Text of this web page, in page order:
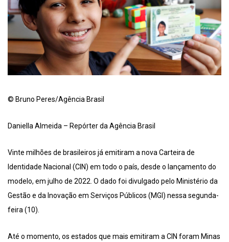
© Bruno Peres/Agência Brasil
Daniella Almeida – Repórter da Agência Brasil
Vinte milhões de brasileiros já emitiram a nova Carteira de
Identidade Nacional (CIN) em todo o país, desde o lançamento do
modelo, em julho de 2022. O dado foi divulgado pelo Ministério da
Gestão e da Inovação em Serviços Públicos (MGI) nessa segunda-
feira (10).
Até o momento, os estados que mais emitiram a CIN foram Minas